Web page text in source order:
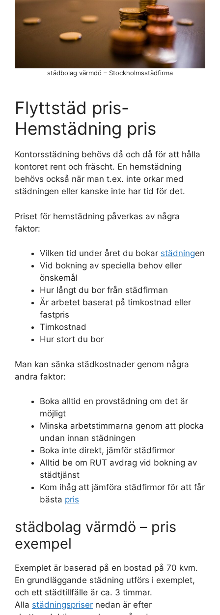
städbolag värmdö – Stockholmsstädfirma
Flyttstäd pris-
Hemstädning pris
Kontorsstädning behövs då och då för att hålla
kontoret rent och fräscht. En hemstädning
behövs också när man t.ex. inte orkar med
städningen eller kanske inte har tid för det.
Priset för hemstädning påverkas av några
faktor:
Vilken tid under året du bokar städningen
Vid bokning av speciella behov eller
önskemål
Hur långt du bor från städfirman
Är arbetet baserat på timkostnad eller
fastpris
Timkostnad
Hur stort du bor
Man kan sänka städkostnader genom några
andra faktor:
Boka alltid en provstädning om det är
möjligt
Minska arbetstimmarna genom att plocka
undan innan städningen
Boka inte direkt, jämför städfirmor
Alltid be om RUT avdrag vid bokning av
städtjänst
Kom ihåg att jämföra städfirmor för att får
bästa pris
städbolag värmdö – pris
exempel
Exemplet är baserad på en bostad på 70 kvm.
En grundläggande städning utförs i exemplet,
och ett städtillfälle är ca. 3 timmar.
Alla städningspriser nedan är efter